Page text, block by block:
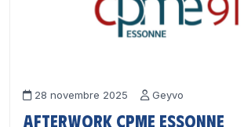
28 novembre 2025 Geyvo
Afterwork CPME Essonne